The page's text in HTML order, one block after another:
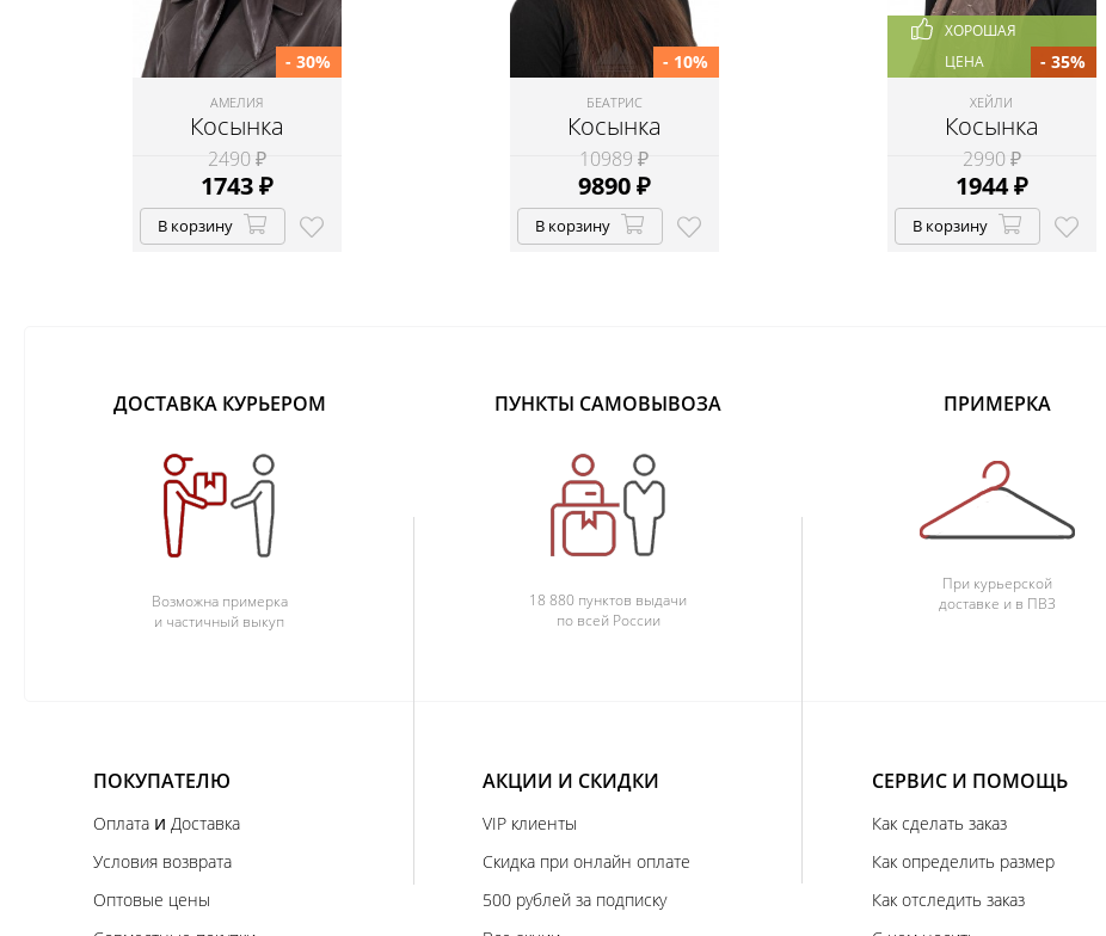
АМЕЛИЯ
Косынка
2490 ₽
1743₽
- 30%
В корзину
БЕАТРИС
Косынка
10989 ₽
9890₽
- 10%
В корзину
ХОРОШАЯ
ЦЕНА
ХЕЙЛИ
Косынка
2990 ₽
1944₽
- 35%
В корзину
ДОСТАВКА КУРЬЕРОМ
Возможна примерка
и частичный выкуп
ПУНКТЫ САМОВЫВОЗА
18 880 пунктов выдачи
по всей России
ПРИМЕРКА
При курьерской
доставке и в ПВЗ
ПОКУПАТЕЛЮ
Оплата и Доставка
Условия возврата
Оптовые цены
АКЦИИ И СКИДКИ
VIP клиенты
Скидка при онлайн оплате
500 рублей за подписку
СЕРВИС И ПОМОЩЬ
Как сделать заказ
Как определить размер
Как отследить заказ